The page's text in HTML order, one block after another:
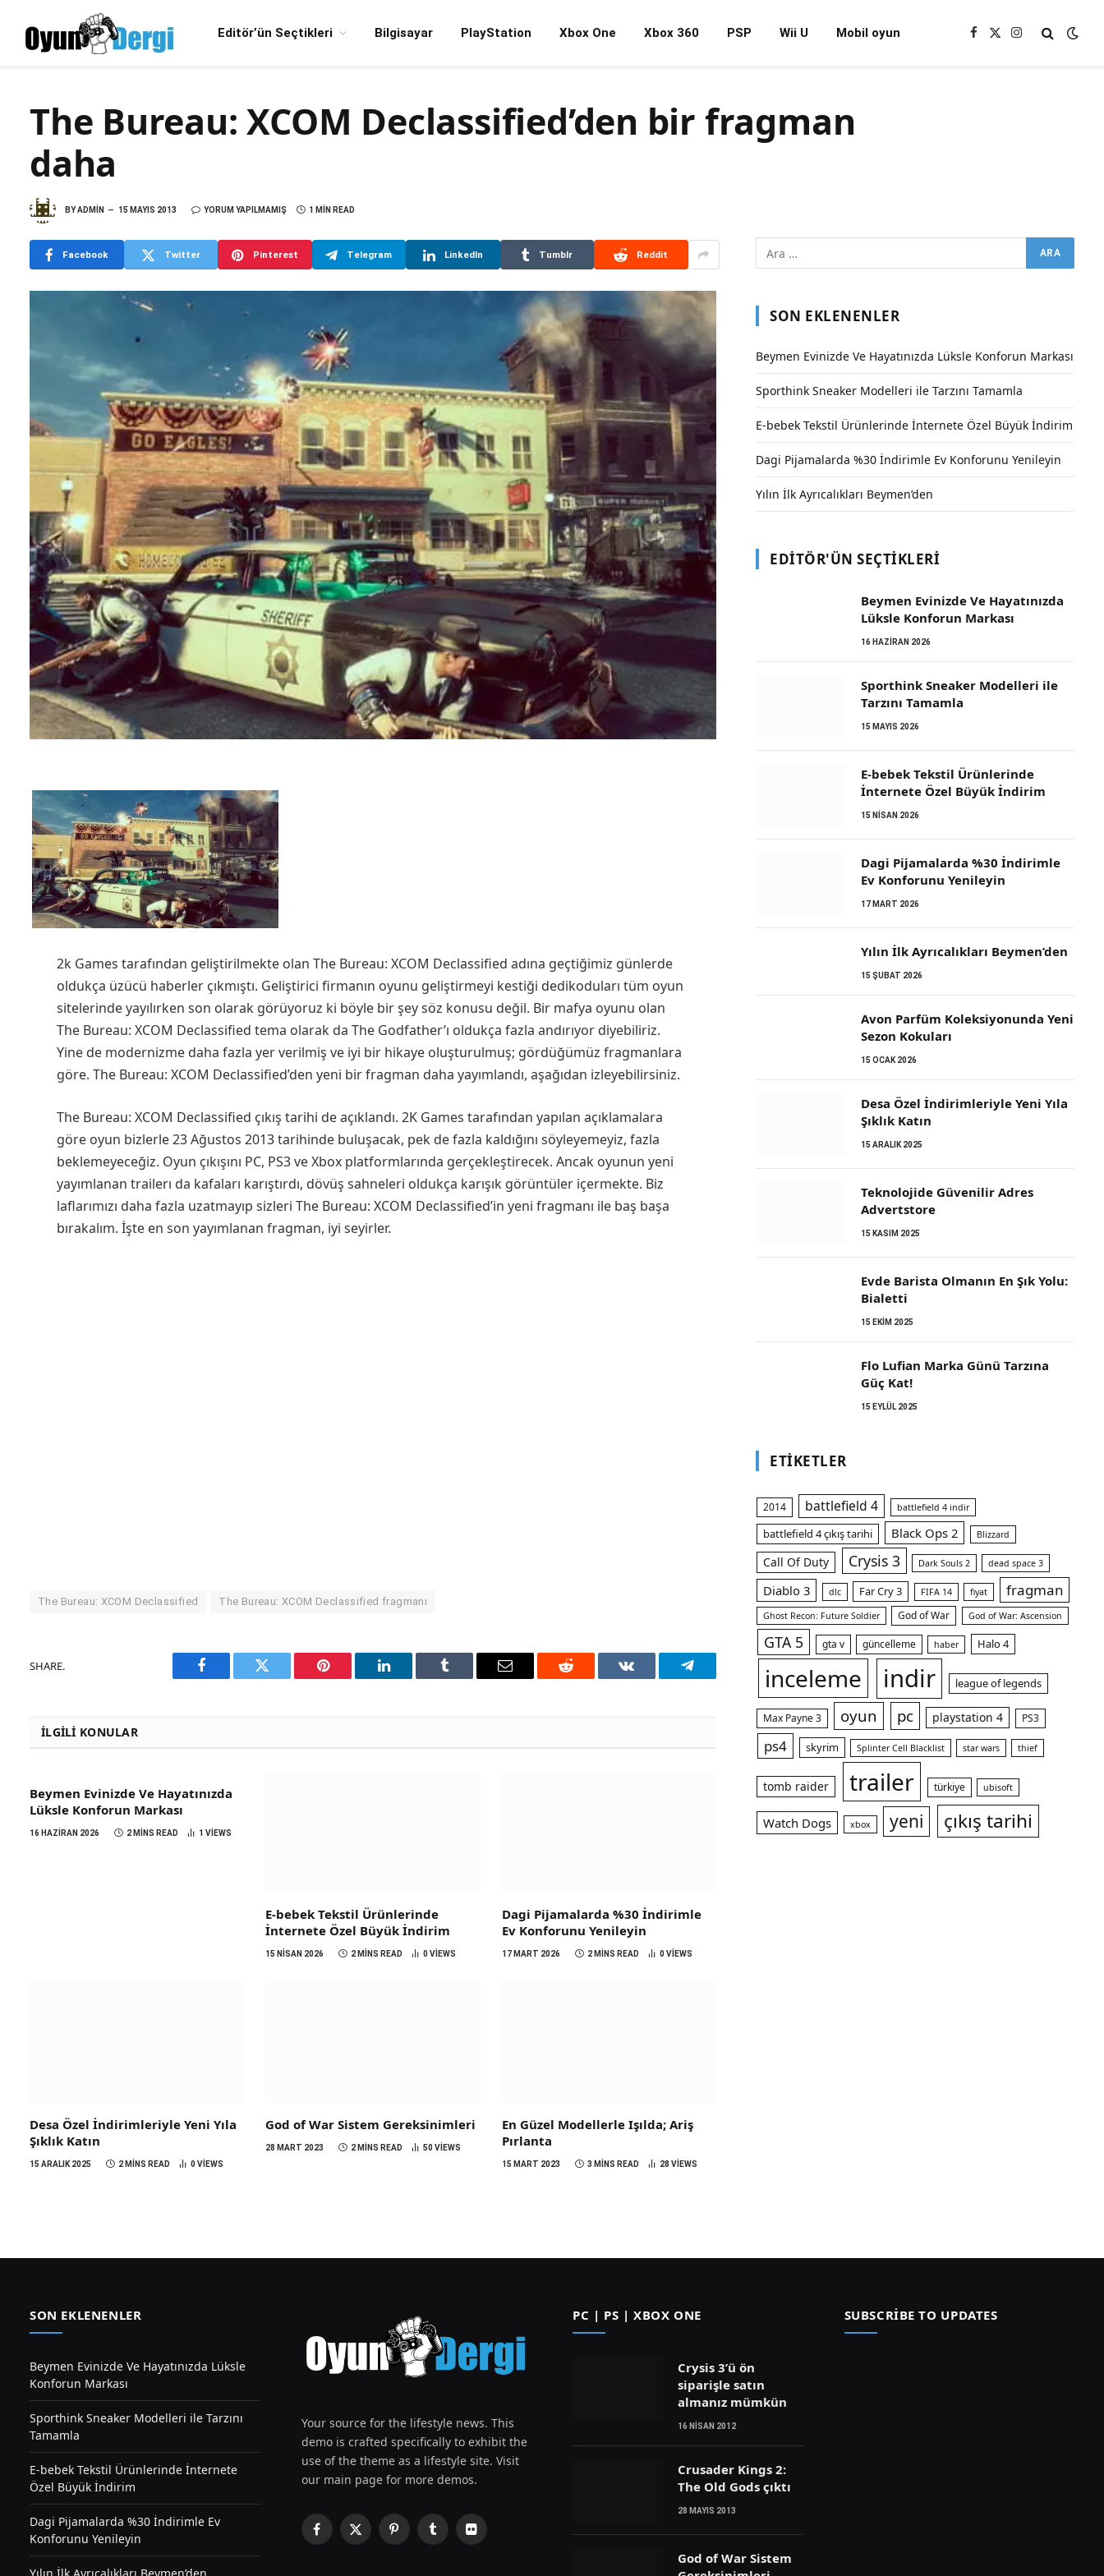
Editör’ün Seçtikleri Bilgisayar PlayStation Xbox One Xbox 360 PSP Wii U Mobil oyun Facebook
X
Instagram
The Bureau: XCOM Declassified’den bir fragman
daha
BYADMIN 15 MAYIS 2013 YORUM YAPILMAMIŞ 1 MIN READ
Facebook Twitter Pinterest Telegram LinkedIn Tumblr Reddit
2k Games tarafından geliştirilmekte olan The Bureau: XCOM Declassified adına geçtiğimiz günlerde
oldukça üzücü haberler çıkmıştı. Geliştirici firmanın oyunu geliştirmeyi kestiği dedikoduları tüm oyun
sitelerinde yayılırken son olarak görüyoruz ki böyle bir şey söz konusu değil. Bir mafya oyunu olan
The Bureau: XCOM Declassified tema olarak da The Godfather’ı oldukça fazla andırıyor diyebiliriz.
Yine de modernizme daha fazla yer verilmiş ve iyi bir hikaye oluşturulmuş; gördüğümüz fragmanlara
göre. The Bureau: XCOM Declassified’den yeni bir fragman daha yayımlandı, aşağıdan izleyebilirsiniz.
The Bureau: XCOM Declassified çıkış tarihi de açıklandı. 2K Games tarafından yapılan açıklamalara
göre oyun bizlerle 23 Ağustos 2013 tarihinde buluşacak, pek de fazla kaldığını söyleyemeyiz, fazla
beklemeyeceğiz. Oyun çıkışını PC, PS3 ve Xbox platformlarında gerçekleştirecek. Ancak oyunun yeni
yayımlanan trailerı da kafaları karıştırdı, dövüş sahneleri oldukça karışık görüntüler içermekte. Biz
laflarımızı daha fazla uzatmayıp sizleri The Bureau: XCOM Declassified’in yeni fragmanı ile baş başa
bırakalım. İşte en son yayımlanan fragman, iyi seyirler.
The Bureau: XCOM Declassified The Bureau: XCOM Declassified fragmanı
SHARE.
Facebook Twitter Pinterest LinkedIn Tumblr Email Reddit VKontakteTelegram
İLGILI KONULAR
Beymen Evinizde Ve Hayatınızda
Lüksle Konforun Markası
16 HAZIRAN 2026 2 MINS READ 1 VIEWS
E-bebek Tekstil Ürünlerinde
İnternete Özel Büyük İndirim
15 NISAN 2026 2 MINS READ 0VIEWS
Dagi Pijamalarda %30 İndirimle
Ev Konforunu Yenileyin
17 MART 2026 2 MINS READ 0 VIEWS
Desa Özel İndirimleriyle Yeni Yıla
Şıklık Katın
15 ARALIK 2025 2 MINS READ 0 VIEWS
God of War Sistem Gereksinimleri
28 MART 2023 2 MINS READ 50VIEWS
En Güzel Modellerle Işılda; Ariş
Pırlanta
15 MART 2023 3 MINS READ 28 VIEWS
SON EKLENENLER
Beymen Evinizde Ve Hayatınızda Lüksle Konforun Markası
Sporthink Sneaker Modelleri ile Tarzını Tamamla
E-bebek Tekstil Ürünlerinde İnternete Özel Büyük İndirim
Dagi Pijamalarda %30 İndirimle Ev Konforunu Yenileyin
Yılın İlk Ayrıcalıkları Beymen’den
EDITÖR'ÜN SEÇTIKLERI
Beymen Evinizde Ve Hayatınızda
Lüksle Konforun Markası
16 HAZIRAN 2026
Sporthink Sneaker Modelleri ile
Tarzını Tamamla
15 MAYIS 2026
E-bebek Tekstil Ürünlerinde
İnternete Özel Büyük İndirim
15 NISAN 2026
Dagi Pijamalarda %30 İndirimle
Ev Konforunu Yenileyin
17 MART 2026
Yılın İlk Ayrıcalıkları Beymen’den
15 ŞUBAT 2026
Avon Parfüm Koleksiyonunda Yeni
Sezon Kokuları
15 OCAK 2026
Desa Özel İndirimleriyle Yeni Yıla
Şıklık Katın
15 ARALIK 2025
Teknolojide Güvenilir Adres
Advertstore
15 KASIM 2025
Evde Barista Olmanın En Şık Yolu:
Bialetti
15 EKIM 2025
Flo Lufian Marka Günü Tarzına
Güç Kat!
15 EYLÜL 2025
ETIKETLER
2014 battlefield 4 battlefield 4 indir
battlefield 4 çıkış tarihi Black Ops 2 Blizzard
Call Of Duty Crysis 3 Dark Souls 2 dead space 3
Diablo 3 dlc Far Cry 3 FIFA 14 fiyat fragman
Ghost Recon: Future Soldier God of War God of War: Ascension
GTA 5 gta v güncelleme haber Halo 4
inceleme indir league of legends
Max Payne 3 oyun pc playstation 4 PS3
ps4 skyrim Splinter Cell Blacklist star wars thief
tomb raider trailer türkiye ubisoft
Watch Dogs xbox yeni çıkış tarihi
SON EKLENENLER
Beymen Evinizde Ve Hayatınızda Lüksle
Konforun Markası
Sporthink Sneaker Modelleri ile Tarzını
Tamamla
E-bebek Tekstil Ürünlerinde İnternete
Özel Büyük İndirim
Dagi Pijamalarda %30 İndirimle Ev
Konforunu Yenileyin
Your source for the lifestyle news. This
demo is crafted specifically to exhibit the
use of the theme as a lifestyle site. Visit
our main page for more demos.
Facebook
X
PinterestTumblrFlickr
PC | PS | XBOX ONE
Crysis 3’ü ön
siparişle satın
almanız mümkün
16 NISAN 2012
Crusader Kings 2:
The Old Gods çıktı
28 MAYIS 2013
God of War Sistem
SUBSCRIBE TO UPDATES